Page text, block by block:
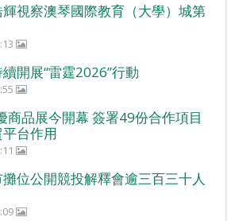
視察澳琴國際教育（大學）城第
開展“雷霆2026”行動
商品展今開幕 簽署49份合作項目
台作用
位公開競投解釋會逾三百三十人